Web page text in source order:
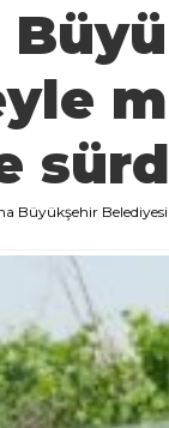
Büyükşehir